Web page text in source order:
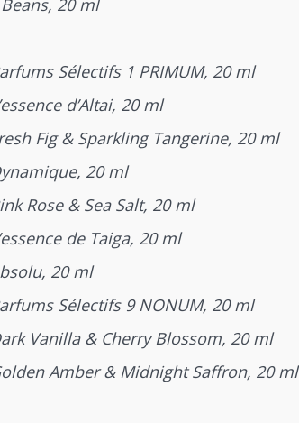
20 ml
Sélectifs 1 PRIMUM, 20 ml
d’Altai, 20 ml
Fig & Sparkling Tangerine, 20 ml
20 ml
Rose & Sea Salt, 20 ml
de Taiga, 20 ml
20 ml
Sélectifs 9 NONUM, 20 ml
Vanilla & Cherry Blossom, 20 ml
Amber & Midnight Saffron, 20 ml